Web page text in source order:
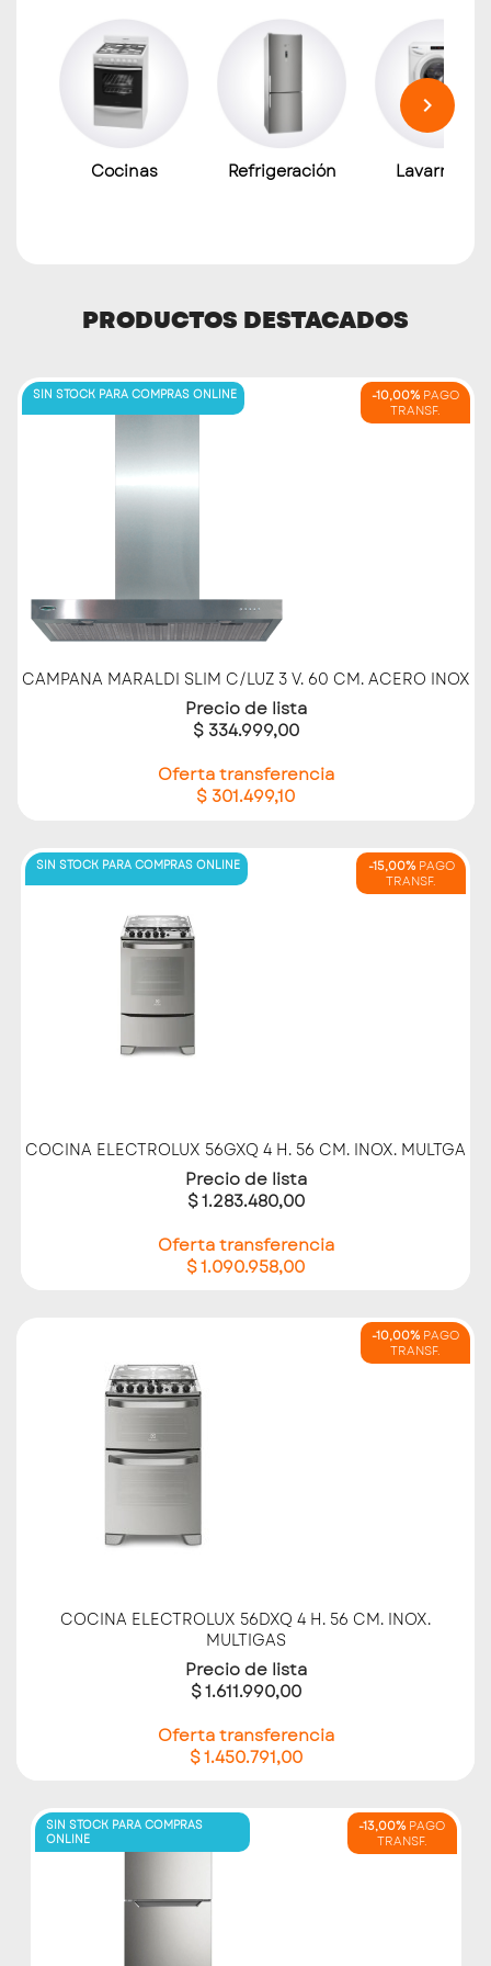
Cocinas Refrigeración Lavarropas

PRODUCTOS DESTACADOS
-10,00%PAGO
TRANSF.
CAMPANA MARALDI SLIM C/LUZ 3 V. 60 CM. ACERO INOX
Precio de lista
$ 334.999,00
Oferta transferencia
$ 301.499,10
SIN STOCK PARA COMPRAS ONLINE
-15,00%PAGO
TRANSF.
COCINA ELECTROLUX 56GXQ 4 H. 56 CM. INOX. MULTGA
Precio de lista
$ 1.283.480,00
Oferta transferencia
$ 1.090.958,00
SIN STOCK PARA COMPRAS ONLINE
-10,00% PAGO
TRANSF.
COCINA ELECTROLUX 56DXQ 4 H. 56 CM. INOX.
MULTIGAS
Precio de lista
$ 1.611.990,00
Oferta transferencia
$ 1.450.791,00
-13,00% PAGO
TRANSF.
SIN STOCK PARA COMPRAS
ONLINE